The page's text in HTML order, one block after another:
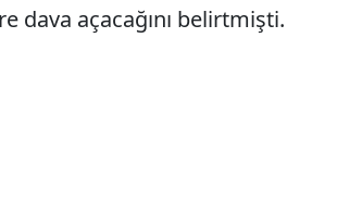
dava açacağını belirtmişti.